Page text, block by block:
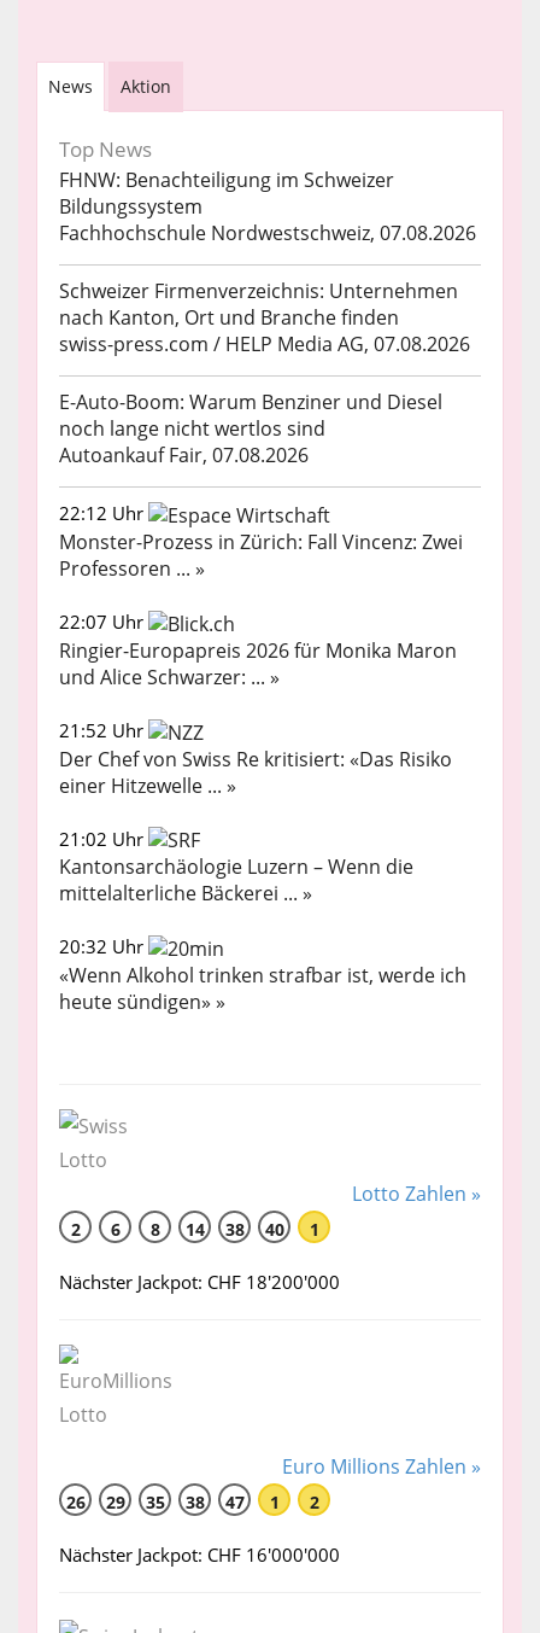
News Aktion
Top News
FHNW: Benachteiligung im Schweizer
Bildungssystem
Fachhochschule Nordwestschweiz, 07.08.2026
Schweizer Firmenverzeichnis: Unternehmen
nach Kanton, Ort und Branche finden
swiss-press.com / HELP Media AG, 07.08.2026
E-Auto-Boom: Warum Benziner und Diesel
noch lange nicht wertlos sind
Autoankauf Fair, 07.08.2026
22:12 Uhr
Monster-Prozess in Zürich: Fall Vincenz: Zwei
Professoren ... »
22:07 Uhr
Ringier-Europapreis 2026 für Monika Maron
und Alice Schwarzer: ... »
21:52 Uhr
Der Chef von Swiss Re kritisiert: «Das Risiko
einer Hitzewelle ... »
21:02 Uhr
Kantonsarchäologie Luzern – Wenn die
mittelalterliche Bäckerei ... »
20:32 Uhr
«Wenn Alkohol trinken strafbar ist, werde ich
heute sündigen» »
Lotto Zahlen »
2 6 8 14 38 40 1
Nächster Jackpot: CHF 18'200'000
Euro Millions Zahlen »
26 29 35 38 47 1 2
Nächster Jackpot: CHF 16'000'000